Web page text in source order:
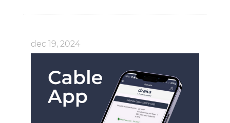
dec 19, 2024